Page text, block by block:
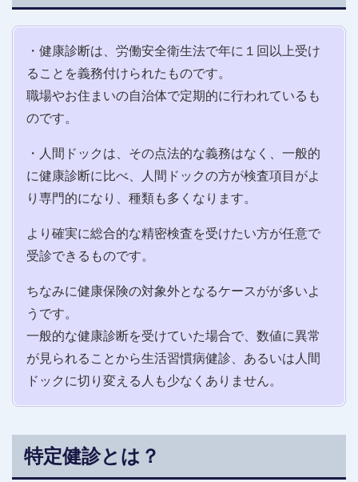
・健康診断は、労働安全衛生法で年に１回以上受け
ることを義務付けられたものです。
職場やお住まいの自治体で定期的に行われているも
のです。
・人間ドックは、その点法的な義務はなく、一般的
に健康診断に比べ、人間ドックの方が検査項目がよ
り専門的になり、種類も多くなります。
より確実に総合的な精密検査を受けたい方が任意で
受診できるものです。
ちなみに健康保険の対象外となるケースがが多いよ
うです。
一般的な健康診断を受けていた場合で、数値に異常
が見られることから生活習慣病健診、あるいは人間
ドックに切り変える人も少なくありません。
特定健診とは？